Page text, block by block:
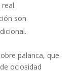
son
palanca, que
ociosidad